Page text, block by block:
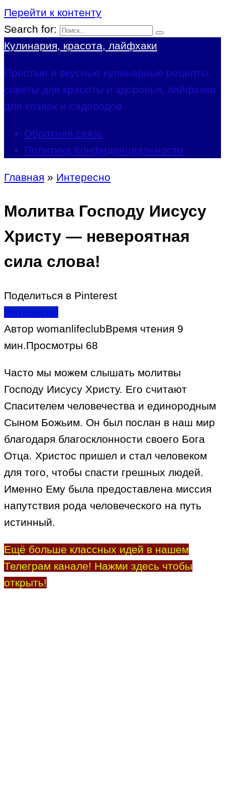
Перейти к контенту
Search for:
Кулинария, красота, лайфхаки
Простые и вкусные кулинарные рецепты,
советы для красоты и здоровья, лайфхаки
для хозяек и садоводов
Обратная связь
Политика Конфиденциальности
Главная » Интересно
Молитва Господу Иисусу
Христу — невероятная
сила слова!
Поделиться в Pinterest
Интересно
Автор womanlifeclubВремя чтения 9
мин.Просмотры 68
Часто мы можем слышать молитвы
Господу Иисусу Христу. Его считают
Спасителем человечества и единородным
Сыном Божьим. Он был послан в наш мир
благодаря благосклонности своего Бога
Отца. Христос пришел и стал человеком
для того, чтобы спасти грешных людей.
Именно Ему была предоставлена миссия
напутствия рода человеческого на путь
истинный.
Ещё больше классных идей в нашем
Телеграм канале! Нажми здесь чтобы
открыть!